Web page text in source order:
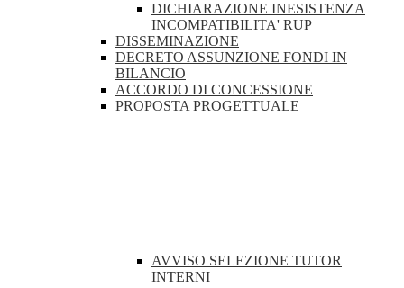
DICHIARAZIONE INESISTENZA
INCOMPATIBILITA' RUP
DISSEMINAZIONE
DECRETO ASSUNZIONE FONDI IN
BILANCIO
ACCORDO DI CONCESSIONE
PROPOSTA PROGETTUALE
AVVISO SELEZIONE TUTOR
INTERNI